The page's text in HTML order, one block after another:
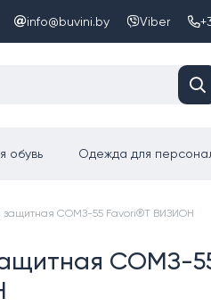
info@buvini.by Viber
обувь Одежда для
защитная СОМЗ-55 Favori®T ВИЗИОН
СОМЗ-